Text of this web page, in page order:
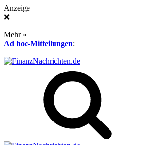
Anzeige
❌
Mehr »
Ad hoc-Mitteilungen: